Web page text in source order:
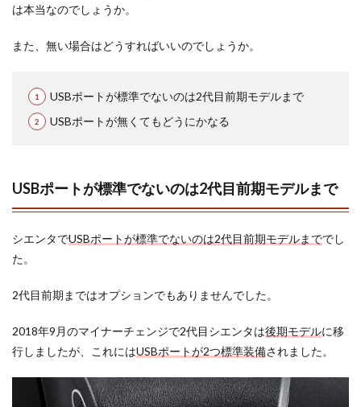
は本当なのでしょうか。
また、無い場合はどうすればいいのでしょうか。
USBポートが標準でないのは2代目前期モデルまで
USBポートが無くてもどうにかなる
USBポートが標準でないのは2代目前期モデルまで
シエンタでUSBポートが標準でないのは2代目前期モデルまででし
た。
2代目前期まではオプションでもありませんでした。
2018年9月のマイナーチェンジで2代目シエンタは後期モデルに移
行しましたが、これにはUSBポートが2つ標準装備されました。